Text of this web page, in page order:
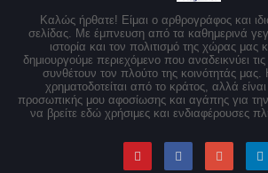
Καλώς ήρθατε! Είμαι ο αρθρογράφος και
σελίδας. Με έμπνευση από τα καθημερινά
ιστορία και τον πολιτισμό της χώρας μας
δημιουργούμε περιεχόμενο που αναδεικνύει
συνθέτουν τον πλούτο της κοινότητάς
χρηματοδοτείται από το κράτος, αλλά
προσωπικής μου αφοσίωσης και αγάπης για
να βρείτε εδώ χρήσιμες και ενδιαφέρουσες